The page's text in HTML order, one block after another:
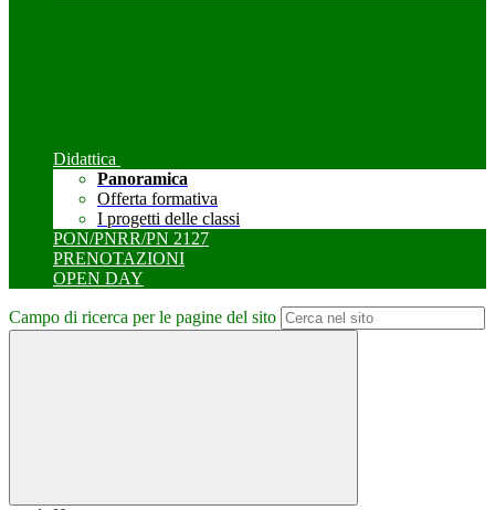
Didattica
Panoramica
Offerta formativa
I progetti delle classi
PON/PNRR/PN 2127
PRENOTAZIONI
OPEN DAY
Campo di ricerca per le pagine del sito